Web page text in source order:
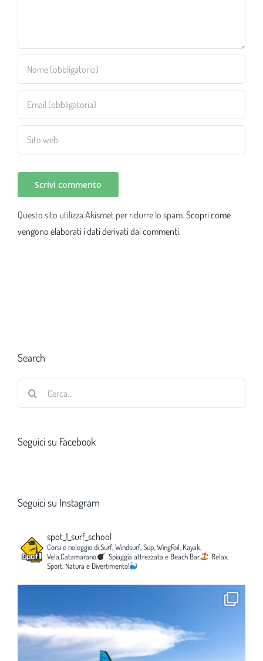
Questo sito utilizza Akismet per ridurre lo spam. Scopri come
vengono elaborati i dati derivati dai commenti.
Search
Seguici su Facebook
Seguici su Instagram
spot_1_surf_school
Corsi e noleggio di Surf, Windsurf, Sup, WingFoil, Kayak,
Vela,Catamarano.
Spiaggia attrezzata e Beach Bar.
Relax,
Sport, Natura e Divertimento!